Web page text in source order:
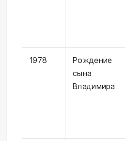
1978
Рождение
сына
Владимира